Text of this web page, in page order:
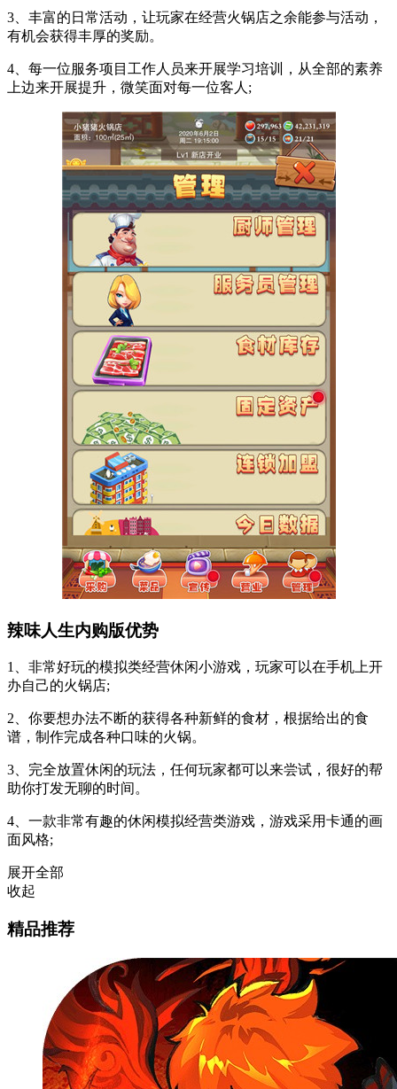
3、丰富的日常活动，让玩家在经营火锅店之余能参与活动，
有机会获得丰厚的奖励。
4、每一位服务项目工作人员来开展学习培训，从全部的素养
上边来开展提升，微笑面对每一位客人;
辣味人生内购版优势
1、非常好玩的模拟类经营休闲小游戏，玩家可以在手机上开
办自己的火锅店;
2、你要想办法不断的获得各种新鲜的食材，根据给出的食
谱，制作完成各种口味的火锅。
3、完全放置休闲的玩法，任何玩家都可以来尝试，很好的帮
助你打发无聊的时间。
4、一款非常有趣的休闲模拟经营类游戏，游戏采用卡通的画
面风格;
展开全部
收起
精品推荐